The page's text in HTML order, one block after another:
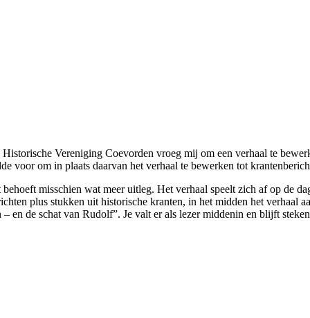
Historische Vereniging Coevorden vroeg mij om een verhaal te
voor om in plaats daarvan het verhaal te bewerken tot
misschien wat meer uitleg. Het verhaal speelt zich af op de
plus stukken uit historische kranten, in het midden het verhaal
– en de schat van Rudolf”. Je valt er als lezer middenin en blijft